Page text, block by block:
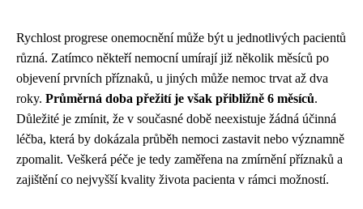
Rychlost progrese onemocnění může být u jednotlivých pacientů
různá. Zatímco někteří nemocní umírají již několik měsíců po
objevení prvních příznaků, u jiných může nemoc trvat až dva
roky. Průměrná doba přežití je však přibližně 6 měsíců.
Důležité je zmínit, že v současné době neexistuje žádná účinná
léčba, která by dokázala průběh nemoci zastavit nebo významně
zpomalit. Veškerá péče je tedy zaměřena na zmírnění příznaků a
zajištění co nejvyšší kvality života pacienta v rámci možností.